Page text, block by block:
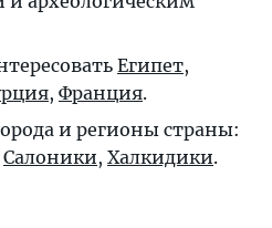
Египет,
, Франция.
и регионы страны:
Салоники, Халкидики.